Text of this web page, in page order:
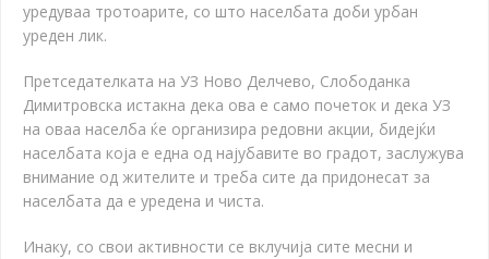
уредуваа тротоарите, со што населбата доби урбан
уреден лик.
Претседателката на УЗ Ново Делчево, Слободанка
Димитровска истакна дека ова е само почеток и дека УЗ
на оваа населба ќе организира редовни акции, бидејќи
населбата која е една од најубавите во градот, заслужува
внимание од жителите и треба сите да придонесат за
населбата да е уредена и чиста.
Инаку, со свои активности се вклучија сите месни и